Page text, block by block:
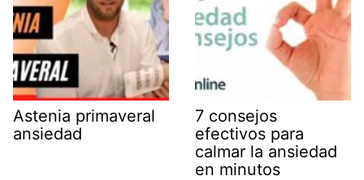
Astenia primaveral
ansiedad
7 consejos
efectivos para
calmar la ansiedad
en minutos